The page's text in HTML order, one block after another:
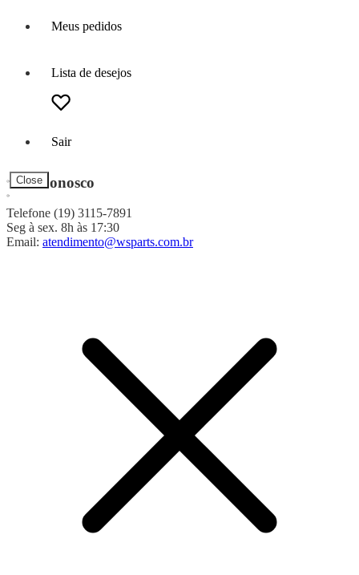
Meus pedidos
Lista de desejos
Sair
Close
Fale Conosco
Telefone (19) 3115-7891
Seg à sex. 8h às 17:30
Email: atendimento@wsparts.com.br